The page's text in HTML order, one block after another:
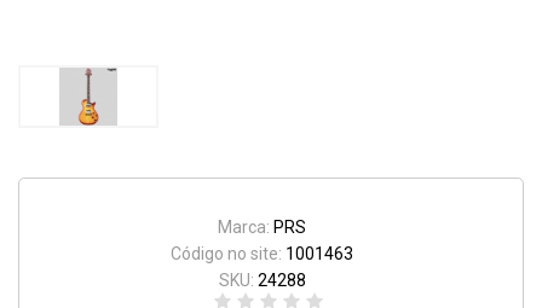
Marca: PRS
Código no site: 1001463
SKU: 24288